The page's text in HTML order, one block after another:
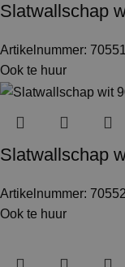
Slatwallschap
Artikelnummer: 70551
Ook te huur
Slatwallschap
Artikelnummer: 70552
Ook te huur